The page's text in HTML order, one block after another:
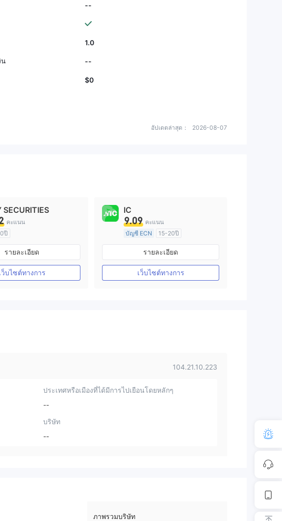
--
1.0
น --
$0
อัปเดตล่าสุด： 2026-08-07
SECURITIES
คะแนน
ปี
กับดูแล ออสเตรเลีย
ญาต MT4 แบบเต็ม
รายละเอียด
ว็บไซต์ทางการ
IC
9.09 คะแนน
บัญชี ECN
15-20ปี
การกำกับดูแล ออสเตรเลีย
ใบอนุญาต MT4 แบบเต็ม
รายละเอียด
เว็บไซต์ทางการ
104.21.10.223
ประเทศหรือเมืองที่ได้มีการไปเยือนโดยหลักๆ
--
บริษัท
--
ภาพรวมบริษัท